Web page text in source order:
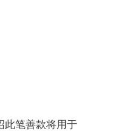
此笔善款将用于